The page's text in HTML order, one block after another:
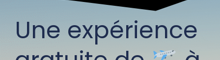
Une expérience